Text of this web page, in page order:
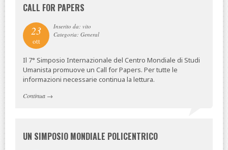
CALL FOR PAPERS
23
ott
Inserito da: vito
Categoria: General
Il 7° Simposio Internazionale del Centro Mondiale di Studi
Umanista promuove un Call for Papers. Per tutte le
informazioni necessarie continua la lettura.
Continua →
UN SIMPOSIO MONDIALE POLICENTRICO